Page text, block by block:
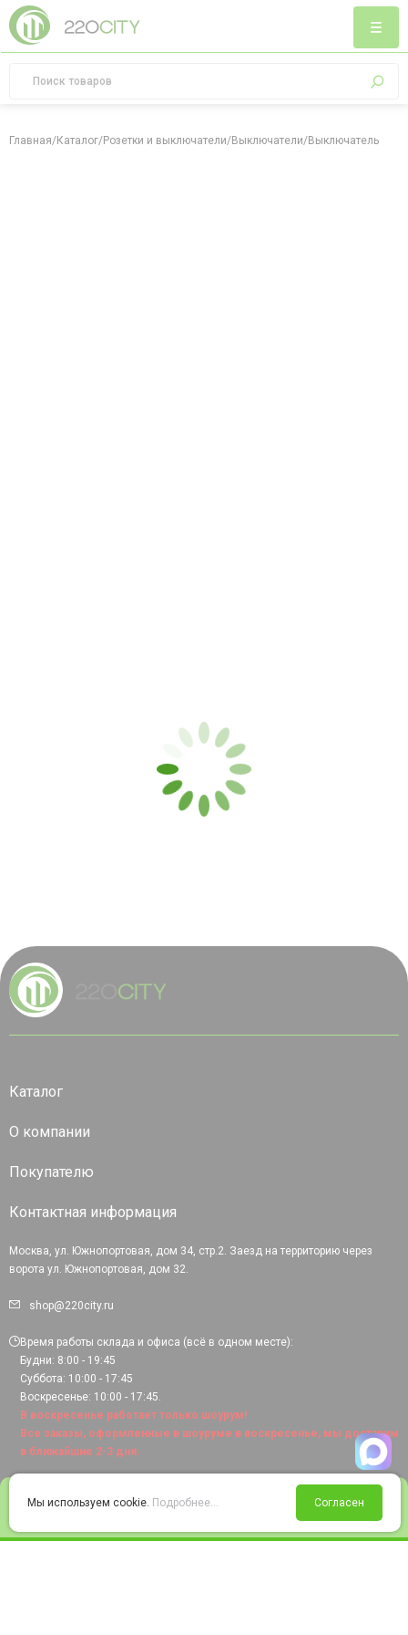
Войти Избранное Корзина
Главная/Каталог/Розетки и выключатели/Выключатели/Выключатель с
Каталог
О компании
Покупателю
Контактная информация
Москва, ул. Южнопортовая, дом 34, стр.2. Заезд на территорию через
ворота ул. Южнопортовая, дом 32.
shop@220city.ru
Время работы склада и офиса (всё в одном месте):
Будни: 8:00 - 19:45
Суббота: 10:00 - 17:45
Воскресенье: 10:00 - 17:45.
В воскресенье работает только шоурум!
Все заказы, оформленные в шоуруме в воскресенье, мы доставим
в ближайшие 2-3 дня.
Мы используем cookie. Подробнее... Согласен